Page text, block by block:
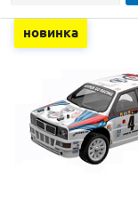
новинка